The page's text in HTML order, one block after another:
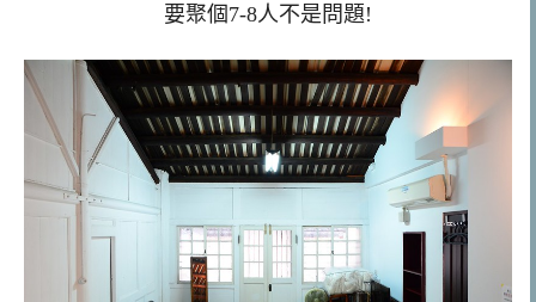
要聚個7-8人不是問題!